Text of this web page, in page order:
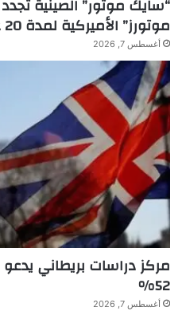
“سايك موتور” الصينية
موتورز” الأميركية لمدة 20 عاماً
أغسطس 7, 2026
مركز دراسات بريطاني
52%
أغسطس 7, 2026